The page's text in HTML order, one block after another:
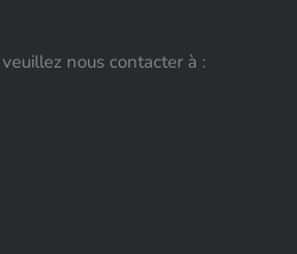
nous contacter à :